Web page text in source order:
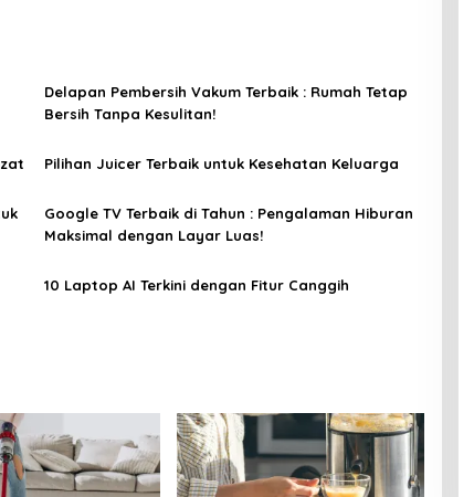
Delapan Pembersih Vakum Terbaik : Rumah Tetap
Bersih Tanpa Kesulitan!
Pilihan Juicer Terbaik untuk Kesehatan Keluarga
Google TV Terbaik di Tahun : Pengalaman Hiburan
Maksimal dengan Layar Luas!
10 Laptop AI Terkini dengan Fitur Canggih